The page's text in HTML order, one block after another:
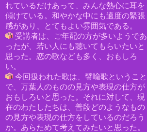
れているだけあって、 みんな熱心に耳を
傾けている。和やかな中にも適度の緊張
感があり、とてもよい雰囲気である。
受講者は、ご年配の方が多いようであ
ったが、若い人にも聴いてもらいたいと
思った。恋の歌なども多く、おもしろ
い。
今回扱われた歌は、譬喩歌ということ
で、万葉人のものの見方や表現の仕方が
おもしろいと思った。それに対して、現
在のわたしたちは、普段どのようなもの
の見方や表現の仕方をしているのだろう
か。あらためて考えてみたいと思った。